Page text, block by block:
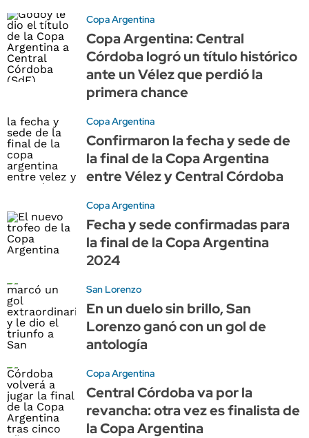
Copa Argentina
Copa Argentina: Central
Córdoba logró un título histórico
ante un Vélez que perdió la
primera chance
Copa Argentina
Confirmaron la fecha y sede de
la final de la Copa Argentina
entre Vélez y Central Córdoba
Copa Argentina
Fecha y sede confirmadas para
la final de la Copa Argentina
2024
San Lorenzo
En un duelo sin brillo, San
Lorenzo ganó con un gol de
antología
Copa Argentina
Central Córdoba va por la
revancha: otra vez es finalista de
la Copa Argentina